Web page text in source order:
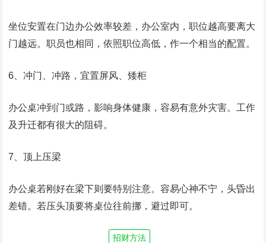
坐位安置在门边办公效率较差，办公室内，职位越高要离大
门越远。职员也相同，依照职位高低，作一个相当的配置。
6、冲门、冲路，宜置屏风、矮柜
办公桌冲到门或路，影响身体健康，容易有意外灾害。工作
及升迁都有很大的阻碍。
7、顶上压梁
办公桌若刚好在梁下则要特别注意。容易心神不宁，头昏出
差错。若压头顶要将桌位往前挪，避过即可。
招财方法